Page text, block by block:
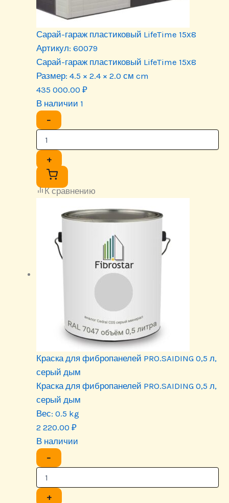
Сарай-гараж пластиковый LifeTime 15х8
Артикул: 60079
Сарай-гараж пластиковый LifeTime 15х8
Размер: 4.5 × 2.4 × 2.0 см cm
435 000.00 ₽
В наличии 1
−
+
К сравнению
Краска для фибропанелей PRO.SAIDING 0,5 л,
серый дым
Краска для фибропанелей PRO.SAIDING 0,5 л,
серый дым
Вес: 0.5 kg
2 220.00 ₽
В наличии
−
+